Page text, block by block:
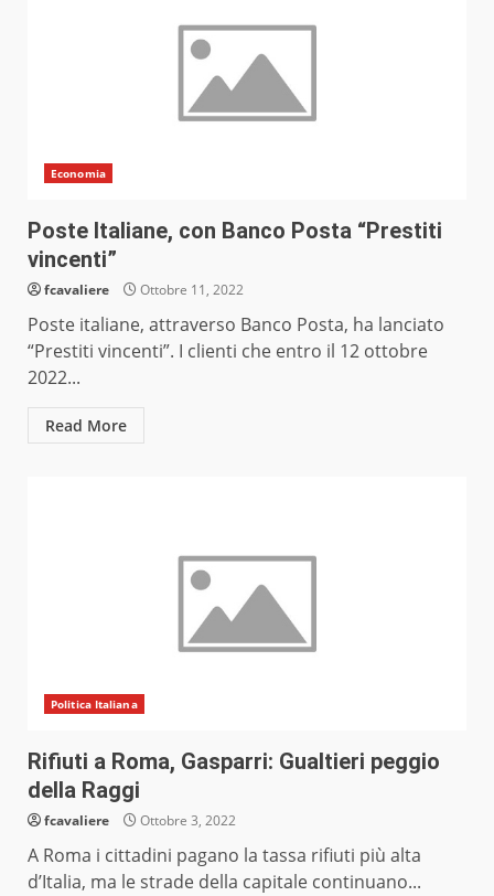
Economia
Poste Italiane, con Banco Posta “Prestiti
vincenti”
fcavaliere Ottobre 11, 2022
Poste italiane, attraverso Banco Posta, ha lanciato
“Prestiti vincenti”. I clienti che entro il 12 ottobre
2022...
Read More
Politica Italiana
Rifiuti a Roma, Gasparri: Gualtieri peggio
della Raggi
fcavaliere Ottobre 3, 2022
A Roma i cittadini pagano la tassa rifiuti più alta
d’Italia, ma le strade della capitale continuano...